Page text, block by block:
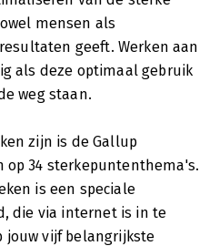
mensen als
geeft. Werken aan
als deze optimaal gebruik
weg staan.
zijn is de Gallup
op 34 sterkepuntenthema's.
is een speciale
die via internet is in te
jouw vijf belangrijkste